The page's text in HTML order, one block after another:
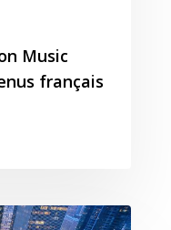
Music
français